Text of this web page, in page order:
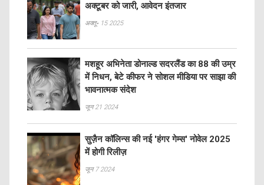
अक्टूबर को जारी, आवेदन इंतजार
अक्तू॰ 15 2025
मशहूर अभिनेता डोनाल्ड सदरलैंड का 88 की उम्र
में निधन, बेटे कीफर ने सोशल मीडिया पर साझा की
भावनात्मक संदेश
जून 21 2024
सुज़ैन कॉलिन्स की नई 'हंगर गेम्स' नोवेल 2025
में होगी रिलीज़
जून 7 2024